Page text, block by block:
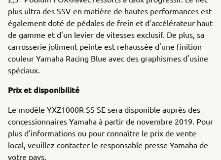
plus ultra des SSV en matière de hautes performances est
également doté de pédales de frein et d'accélérateur haut
de gamme et d'un levier de vitesses exclusif. De plus, sa
carrosserie joliment peinte est rehaussée d'une finition
couleur Yamaha Racing Blue avec des graphismes d'usine
spéciaux.
Prix et disponibilité
Le modèle YXZ1000R SS SE sera disponible auprès des
concessionnaires Yamaha à partir de novembre 2019. Pour
plus d'informations ou pour connaître le prix de vente
local, veuillez contacter le responsable presse Yamaha de
votre pays.